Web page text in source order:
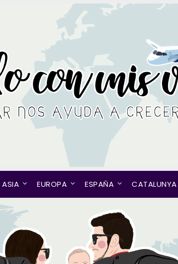
ASIA EUROPA ESPAÑA CATALUNYA